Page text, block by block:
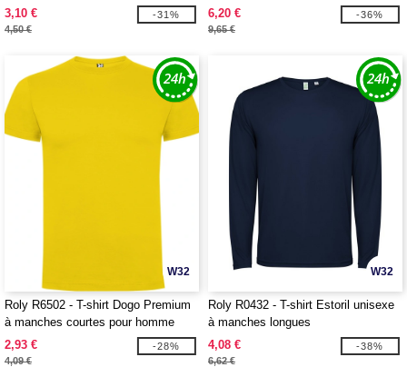
3,10 €
4,50 €
-31%
unisexe
6,20 €
9,65 €
-36%
W32
Roly R6502 - T-shirt Dogo Premium
à manches courtes pour homme
2,93 €
4,09 €
-28%
W32
Roly R0432 - T-shirt Estoril unisexe
à manches longues
4,08 €
6,62 €
-38%